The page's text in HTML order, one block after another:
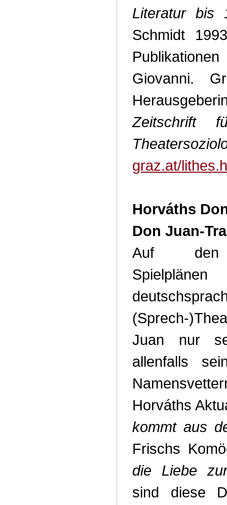
Literatur bis
Schmidt
Giovanni.
Zeitschrift
graz.at/
Horváths
Don Juan-
Auf den
(Sprech-
Juan nur
allenfalls
Horváths
kommt aus
Frischs
die Liebe
sind diese